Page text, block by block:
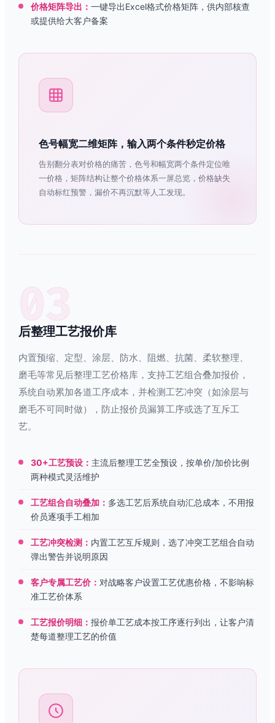
价格矩阵导出： 一键导出Excel格式价格矩阵，供内部核查
或提供给大客户备案
色号幅宽二维矩阵，输入两个条件秒定价格
告别翻分表对价格的痛苦，色号和幅宽两个条件定位唯
一价格，矩阵结构让整个价格体系一屏总览，价格缺失
自动标红预警，漏价不再沉默等人工发现。
03
后整理工艺报价库
内置预缩、定型、涂层、防水、阻燃、抗菌、柔软整理、
磨毛等常见后整理工艺价格库，支持工艺组合叠加报价，
系统自动累加各道工序成本，并检测工艺冲突（如涂层与
磨毛不可同时做），防止报价员漏算工序或选了互斥工
艺。
30+工艺预设： 主流后整理工艺全预设，按单价/加价比例
两种模式灵活维护
工艺组合自动叠加： 多选工艺后系统自动汇总成本，不用报
价员逐项手工相加
工艺冲突检测： 内置工艺互斥规则，选了冲突工艺组合自动
弹出警告并说明原因
客户专属工艺价： 对战略客户设置工艺优惠价格，不影响标
准工艺价体系
工艺报价明细： 报价单工艺成本按工序逐行列出，让客户清
楚每道整理工艺的价值